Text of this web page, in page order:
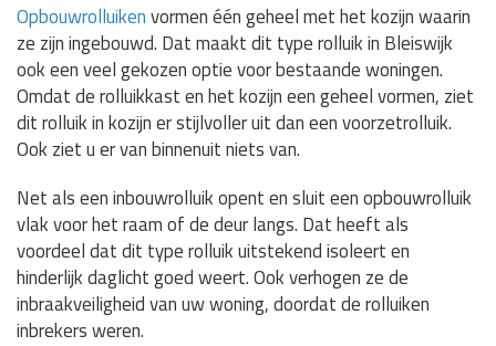
Opbouwrolluikenvormen één geheel met het kozijn waarin
ze zijn ingebouwd. Dat maakt dit type rolluik in Bleiswijk
ook een veel gekozen optie voor bestaande woningen.
Omdat de rolluikkast en het kozijn een geheel vormen, ziet
dit rolluik in kozijn er stijlvoller uit dan een voorzetrolluik.
Ook ziet u er van binnenuit niets van.
Net als een inbouwrolluik opent en sluit een opbouwrolluik
vlak voor het raam of de deur langs. Dat heeft als
voordeel dat dit type rolluik uitstekend isoleert en
hinderlijk daglicht goed weert. Ook verhogen ze de
inbraakveiligheid van uw woning, doordat de rolluiken
inbrekers weren.